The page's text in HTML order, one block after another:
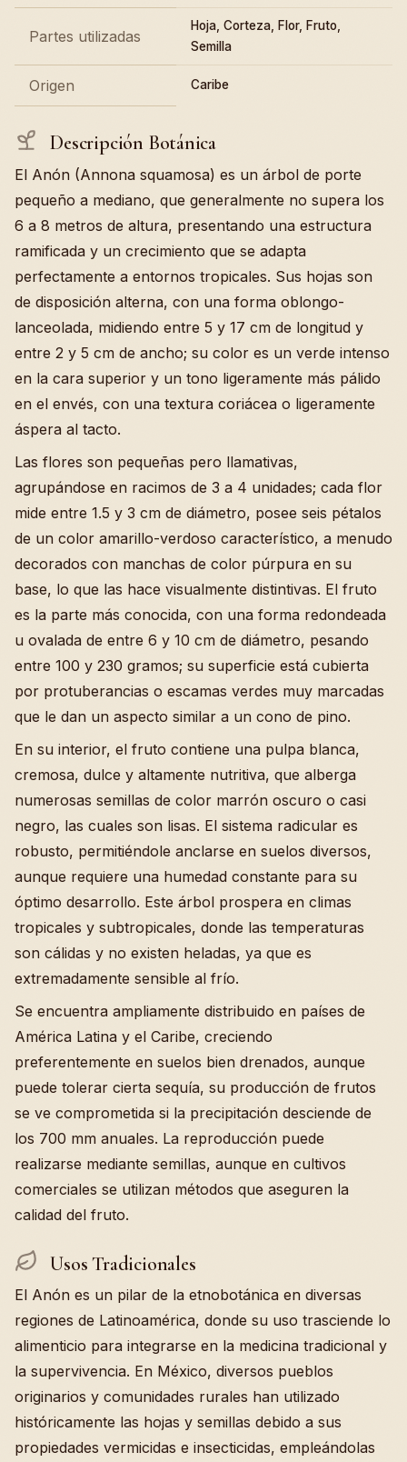
Partes utilizadas
Hoja, Corteza, Flor, Fruto,
Semilla
Origen Caribe
Descripción Botánica
El Anón (Annona squamosa) es un árbol de porte
pequeño a mediano, que generalmente no supera los
6 a 8 metros de altura, presentando una estructura
ramificada y un crecimiento que se adapta
perfectamente a entornos tropicales. Sus hojas son
de disposición alterna, con una forma oblongo-
lanceolada, midiendo entre 5 y 17 cm de longitud y
entre 2 y 5 cm de ancho; su color es un verde intenso
en la cara superior y un tono ligeramente más pálido
en el envés, con una textura coriácea o ligeramente
áspera al tacto.
Las flores son pequeñas pero llamativas,
agrupándose en racimos de 3 a 4 unidades; cada flor
mide entre 1.5 y 3 cm de diámetro, posee seis pétalos
de un color amarillo-verdoso característico, a menudo
decorados con manchas de color púrpura en su
base, lo que las hace visualmente distintivas. El fruto
es la parte más conocida, con una forma redondeada
u ovalada de entre 6 y 10 cm de diámetro, pesando
entre 100 y 230 gramos; su superficie está cubierta
por protuberancias o escamas verdes muy marcadas
que le dan un aspecto similar a un cono de pino.
En su interior, el fruto contiene una pulpa blanca,
cremosa, dulce y altamente nutritiva, que alberga
numerosas semillas de color marrón oscuro o casi
negro, las cuales son lisas. El sistema radicular es
robusto, permitiéndole anclarse en suelos diversos,
aunque requiere una humedad constante para su
óptimo desarrollo. Este árbol prospera en climas
tropicales y subtropicales, donde las temperaturas
son cálidas y no existen heladas, ya que es
extremadamente sensible al frío.
Se encuentra ampliamente distribuido en países de
América Latina y el Caribe, creciendo
preferentemente en suelos bien drenados, aunque
puede tolerar cierta sequía, su producción de frutos
se ve comprometida si la precipitación desciende de
los 700 mm anuales. La reproducción puede
realizarse mediante semillas, aunque en cultivos
comerciales se utilizan métodos que aseguren la
calidad del fruto.
Usos Tradicionales
El Anón es un pilar de la etnobotánica en diversas
regiones de Latinoamérica, donde su uso trasciende lo
alimenticio para integrarse en la medicina tradicional y
la supervivencia. En México, diversos pueblos
originarios y comunidades rurales han utilizado
históricamente las hojas y semillas debido a sus
propiedades vermicidas e insecticidas, empleándolas